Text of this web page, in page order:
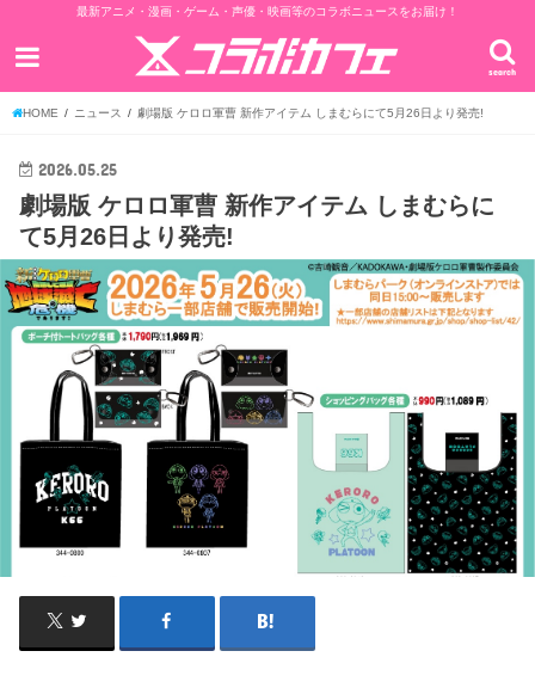
最新アニメ・漫画・ゲーム・声優・映画等のコラボニュースをお届け！
search
HOME ニュース 劇場版 ケロロ軍曹 新作アイテム しまむらにて5月26日より発売!
2026.05.25
劇場版 ケロロ軍曹 新作アイテム しまむらに
て5月26日より発売!